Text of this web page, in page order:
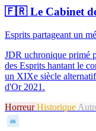
🇫🇷Le Cabinet
Esprits partageant un
JDR uchronique primé
des Esprits hantant le
un XIXe siècle
d'Or 2021.
HorreurHistorique
d6